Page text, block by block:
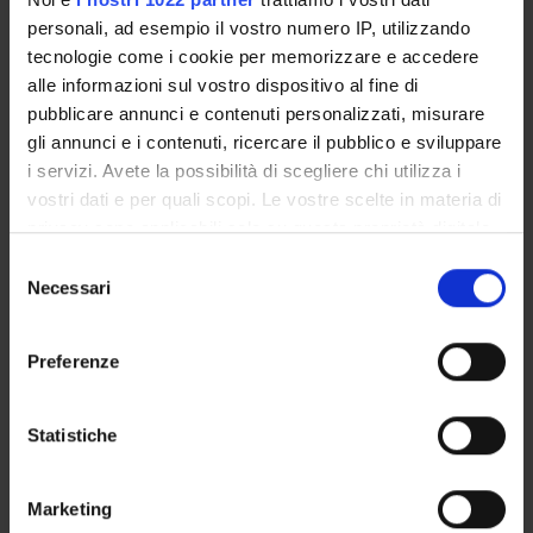
personali, ad esempio il vostro numero IP, utilizzando
tecnologie come i cookie per memorizzare e accedere
alle informazioni sul vostro dispositivo al fine di
pubblicare annunci e contenuti personalizzati, misurare
gli annunci e i contenuti, ricercare il pubblico e sviluppare
i servizi. Avete la possibilità di scegliere chi utilizza i
vostri dati e per quali scopi. Le vostre scelte in materia di
privacy sono applicabili solo su questa proprietà digitale
modificare o revocare il proprio consenso in qualsiasi
momento dalla Dichiarazione sui cookie o facendo clic
raccogliere informazioni sulla tua posizione
geografica, con un'approssimazione di qualche
Identificare il tuo dispositivo, scansionandolo
delNecessari
Preferenze
Statistiche
Marketing
Marco Cristani
Professore ordinario
AREE DI RICERCA COINVOLTE DAL PROGETTO
Intelligenza Artificiale
Artificial intelligence
GRUPPI DI RICERCA
DOTTORATI DI RICERCA